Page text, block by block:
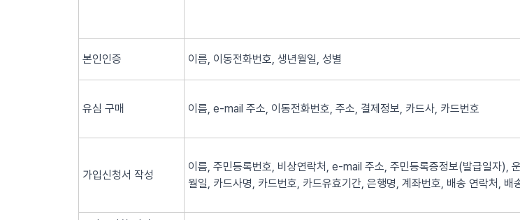
본인인증 이름, 이동전화번호, 생년월일, 성별
유심 구매 이름, e-mail 주소, 이동전화번호, 주소, 결제정보, 카드사, 카드번호
가입신청서 작성
이름, 주민등록번호, 비상연락처, e-mail 주소, 주민등록증정보(발급일자),
월일, 카드사명, 카드번호, 카드유효기간, 은행명, 계좌번호, 배송 연락처, 배